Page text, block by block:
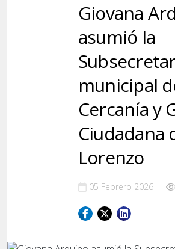
Giovana
asumió la
municipal
Cercanía y
Ciudadana
Lorenzo
05 Febrero 2026